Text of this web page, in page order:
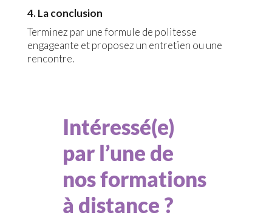
4. La conclusion
Terminez par une formule de politesse
engageante et proposez un entretien ou une
rencontre.
Intéressé(e)
par l’une de
nos formations
à distance ?